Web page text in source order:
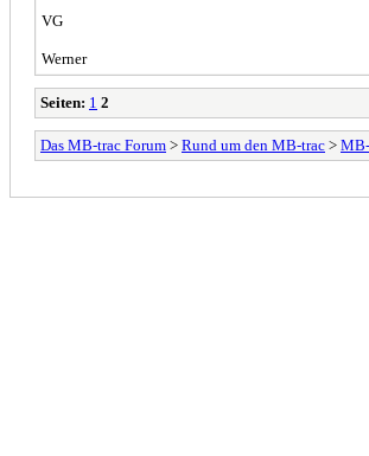
VG
Werner
Seiten: 1 2
Das MB-trac Forum > Rund um den MB-trac >